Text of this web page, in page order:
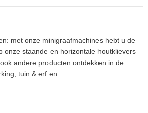
met onze minigraafmachines hebt u de
onze staande en horizontale houtklievers –
andere producten ontdekken in de
tuin & erf en